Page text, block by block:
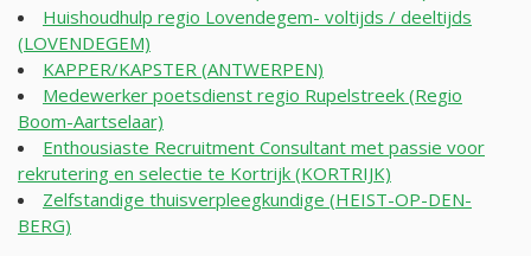
Huishoudhulp regio Lovendegem- voltijds / deeltijds
(LOVENDEGEM)
KAPPER/KAPSTER (ANTWERPEN)
Medewerker poetsdienst regio Rupelstreek (Regio
Boom-Aartselaar)
Enthousiaste Recruitment Consultant met passie voor
rekrutering en selectie te Kortrijk (KORTRIJK)
Zelfstandige thuisverpleegkundige (HEIST-OP-DEN-
BERG)